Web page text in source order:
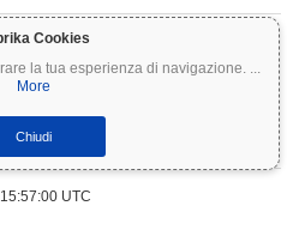
Cookies
la tua esperienza di navigazione. ...
More
Chiudi
sono altamente volatili e comportano
tutto il tuo investimento. Tutte le informazioni
a scopo informativo e non costituiscono
sempre le tue ricerche (DYOR) e
prima di prendere decisioni di investimento.
perdite derivanti dall'uso di queste
UTC